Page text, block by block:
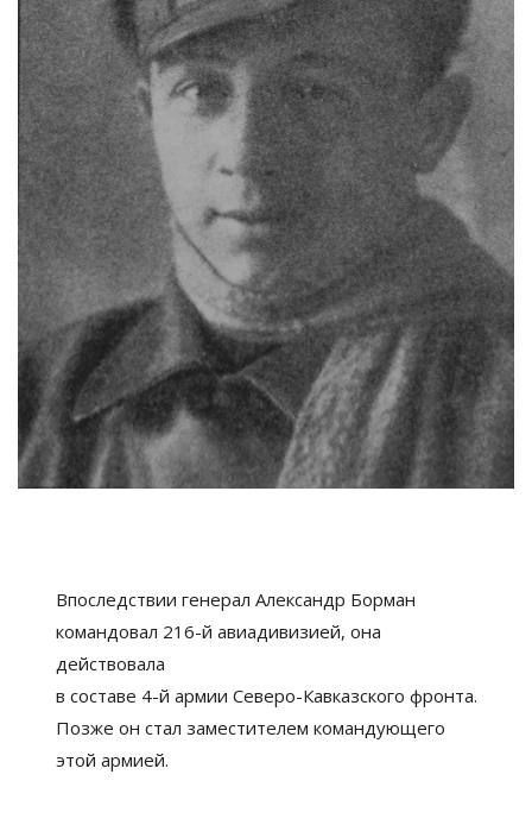
Впоследствии генерал Александр Борман
командовал 216-й авиадивизией, она
действовала
в составе 4-й армии Северо-Кавказского фронта.
Позже он стал заместителем командующего
этой армией.